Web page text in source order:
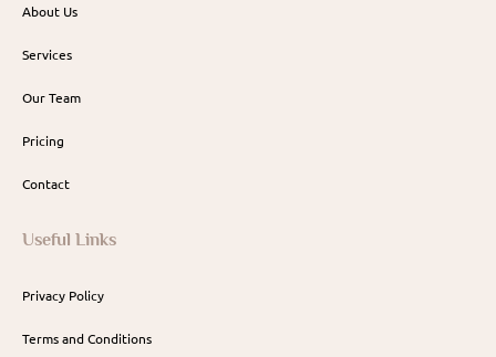
About Us
Services
Our Team
Pricing
Contact
Useful Links
Privacy Policy
Terms and Conditions